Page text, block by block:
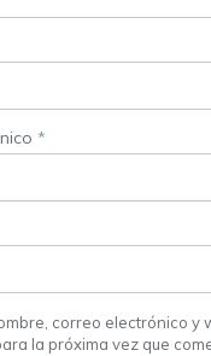
*
correo electrónico y
la próxima vez que